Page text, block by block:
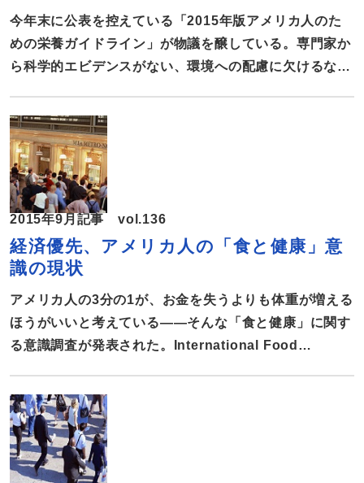
下でDSHEA（栄養補助食品健康教育法）が成立し、サ
プリメントの機能性や効能のラベル表記が認可されると
市場は急速に拡大した。 サプリメ […]
今年末に公表を控えている「2015年版アメリカ人のた
めの栄養ガイドライン」が物議を醸している。専門家か
ら科学的エビデンスがない、環境への配慮に欠けるなど
クコメント、高まる食への関心 「アメリカ人のため
の栄養ガイドライン」は、米厚生省と農務省が5年ごと
に発行しており、対象年齢は2歳以上となっている。政
府の栄養政策をはじめ、食品表示から学校給食、医師の
患者へのアドバイスまで幅広く影響を与えている。医師
や科学者などの専門家による諮問委員会が、食に関する
最新の研究報告を検証して報告書を作成し、それに基づ
いて厚生省と農務省が改訂版のガイドラインを発行す
る。改訂にあたり毎回パブリックコメントを求めるが、
5年前の前回は2,000件だったが、今回は2万9000件に増
2015年9月記事 vol.136
経済優先、アメリカ人の「食と健康」意
識の現状
アメリカ人の3分の1が、お金を失うよりも体重が増える
ほうがいいと考えている――そんな「食と健康」に関す
る意識調査が発表された。International Food
る。この調査で明らかになったアメリカ人の「食と健
康」意識の現状について報告する。 健康より経済が優
先 アメリカ人の「食と健康」について、毎年意識調